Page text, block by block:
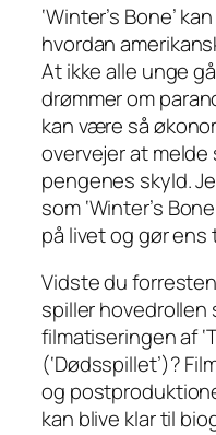
‘Winter’s Bone’
hvordan
At ikke alle unge
drømmer om
kan være så
overvejer at
pengenes skyld.
som ‘Winter’s
på livet og gør
Vidste du
spiller hovedrollen
filmatiseringen af
(‘Dødsspillet’)?
og
kan blive klar til